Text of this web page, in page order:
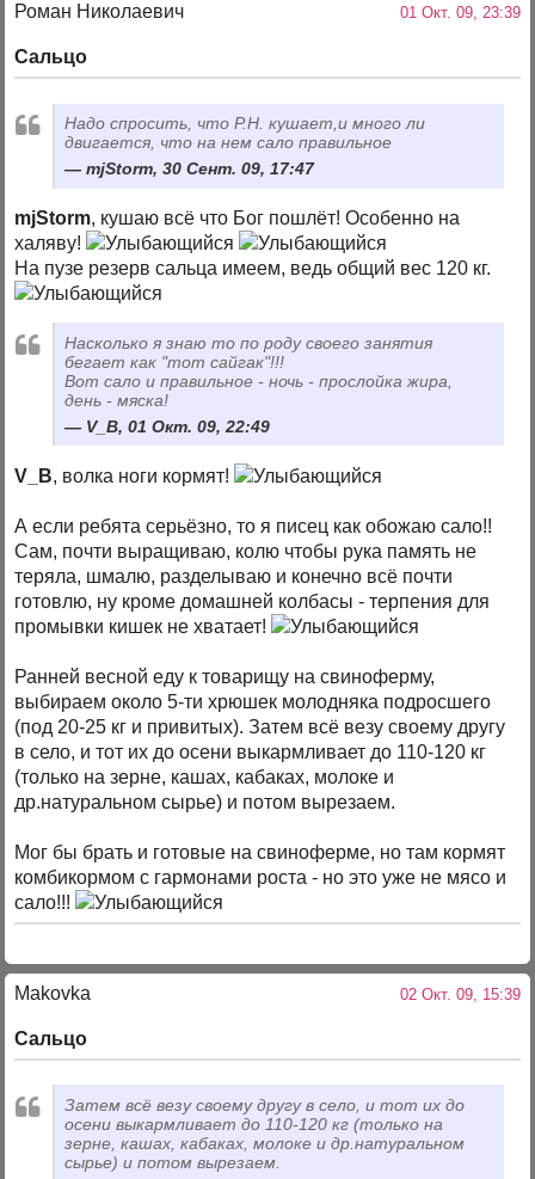
Роман Николаевич 01 Окт. 09, 23:39
Сальцо
Надо спросить, что Р.Н. кушает,и много ли
двигается, что на нем сало правильное
mjStorm, 30 Сент. 09, 17:47
mjStorm, кушаю всё что Бог пошлёт! Особенно на
халяву!
На пузе резерв сальца имеем, ведь общий вес 120 кг.
Насколько я знаю то по роду своего занятия
бегает как "тот сайгак"!!!
Вот сало и правильное - ночь - прослойка жира,
день - мяска!
V_B, 01 Окт. 09, 22:49
V_B, волка ноги кормят!
А если ребята серьёзно, то я писец как обожаю сало!!
Сам, почти выращиваю, колю чтобы рука память не
теряла, шмалю, разделываю и конечно всё почти
готовлю, ну кроме домашней колбасы - терпения для
промывки кишек не хватает!
Ранней весной еду к товарищу на свиноферму,
выбираем около 5-ти хрюшек молодняка подросшего
(под 20-25 кг и привитых). Затем всё везу своему другу
в село, и тот их до осени выкармливает до 110-120 кг
(только на зерне, кашах, кабаках, молоке и
др.натуральном сырье) и потом вырезаем.
Мог бы брать и готовые на свиноферме, но там кормят
комбикормом с гармонами роста - но это уже не мясо и
сало!!!
Makovka 02 Окт. 09, 15:39
Сальцо
Затем всё везу своему другу в село, и тот их до
осени выкармливает до 110-120 кг (только на
зерне, кашах, кабаках, молоке и др.натуральном
сырье) и потом вырезаем.